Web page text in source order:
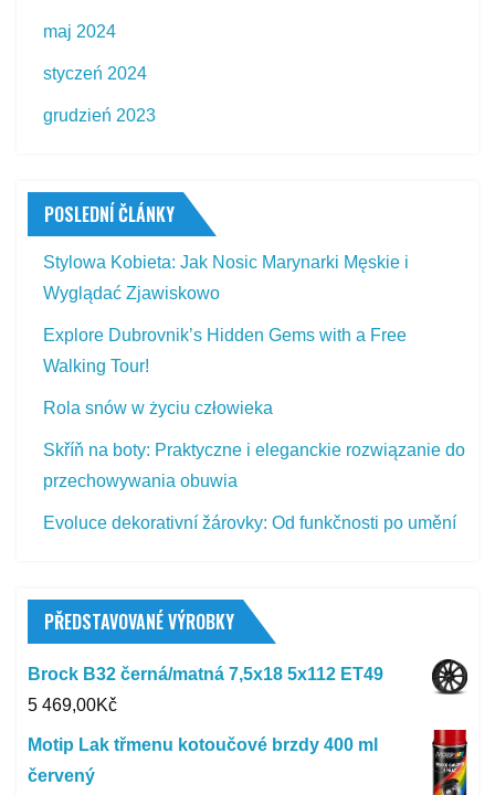
maj 2024
styczeń 2024
grudzień 2023
POSLEDNÍ ČLÁNKY
Stylowa Kobieta: Jak Nosic Marynarki Męskie i
Wyglądać Zjawiskowo
Explore Dubrovnik’s Hidden Gems with a Free
Walking Tour!
Rola snów w życiu człowieka
Skříň na boty: Praktyczne i eleganckie rozwiązanie do
przechowywania obuwia
Evoluce dekorativní žárovky: Od funkčnosti po umění
PŘEDSTAVOVANÉ VÝROBKY
Brock B32 černá/matná 7,5x18 5x112 ET49
5 469,00Kč
Motip Lak třmenu kotoučové brzdy 400 ml
červený